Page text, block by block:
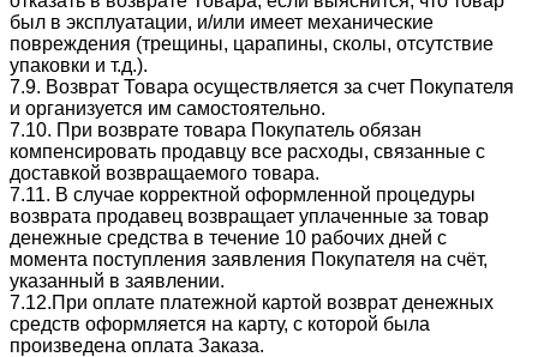
был в эксплуатации, и/или имеет механические
повреждения (трещины, царапины, сколы, отсутствие
упаковки и т.д.).
7.9. Возврат Товара осуществляется за счет Покупателя
и организуется им самостоятельно.
7.10. При возврате товара Покупатель обязан
компенсировать продавцу все расходы, связанные с
доставкой возвращаемого товара.
7.11. В случае корректной оформленной процедуры
возврата продавец возвращает уплаченные за товар
денежные средства в течение 10 рабочих дней с
момента поступления заявления Покупателя на счёт,
указанный в заявлении.
7.12.При оплате платежной картой возврат денежных
средств оформляется на карту, с которой была
произведена оплата Заказа.